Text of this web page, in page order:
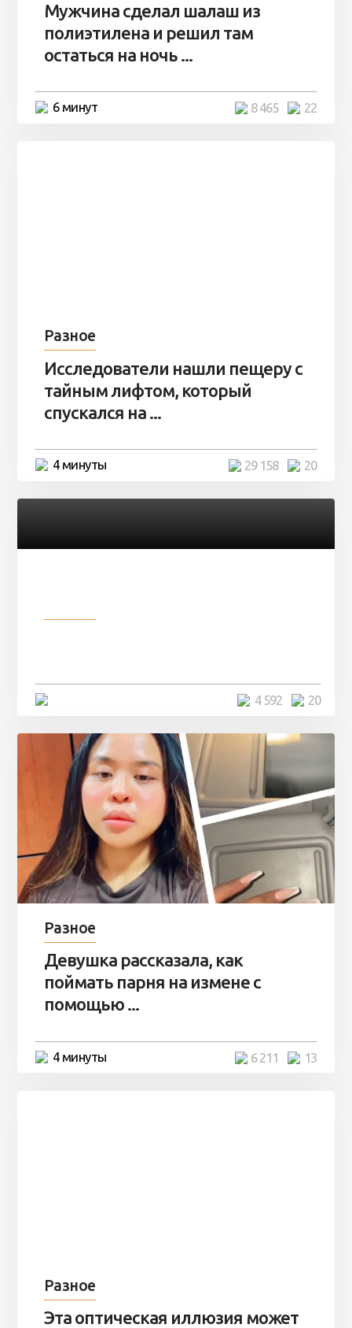
Мужчина сделал шалаш из
полиэтилена и решил там
остаться на ночь ...
6 минут 22
8 465
Разное
Исследователи нашли пещеру с
тайным лифтом, который
спускался на ...
4 минуты 20
29 158
20
4 592
Разное
Девушка рассказала, как
поймать парня на измене с
помощью ...
4 минуты 13
6 211
Разное
Эта оптическая иллюзия может